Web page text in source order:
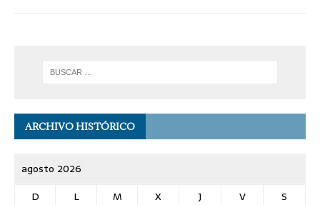
ARCHIVO HISTÓRICO
agosto 2026
D
L M X J V
S